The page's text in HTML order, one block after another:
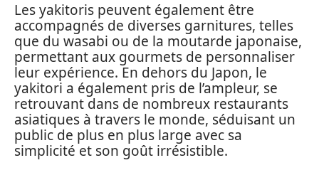
Les yakitoris peuvent également être
accompagnés de diverses garnitures, telles
que du wasabi ou de la moutarde japonaise,
permettant aux gourmets de personnaliser
leur expérience. En dehors du Japon, le
yakitori a également pris de l’ampleur, se
retrouvant dans de nombreux restaurants
asiatiques à travers le monde, séduisant un
public de plus en plus large avec sa
simplicité et son goût irrésistible.